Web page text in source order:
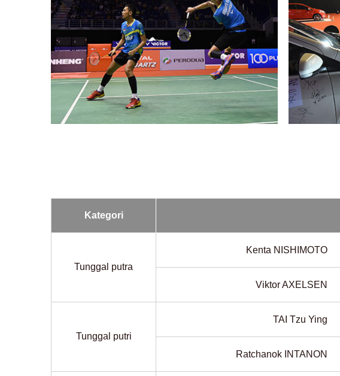
Kategori
Tunggal putra
Kenta NISHIMOTO
Viktor AXELSEN
Tunggal putri
TAI Tzu Ying
Ratchanok INTANON